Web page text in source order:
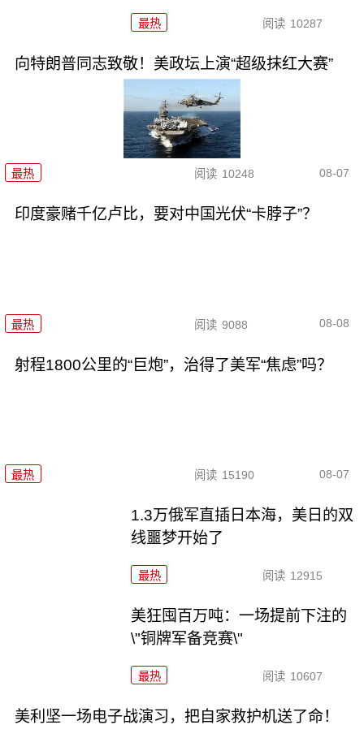
最热 阅读 10287
向特朗普同志致敬！美政坛上演“超级抹红大赛”
最热 阅读 10248 08-07
印度豪赌千亿卢比，要对中国光伏“卡脖子”？
最热 阅读 9088 08-08
射程1800公里的“巨炮”，治得了美军“焦虑”吗？
最热 阅读 15190 08-07
1.3万俄军直插日本海，美日的双
线噩梦开始了
最热 阅读 12915
美狂囤百万吨：一场提前下注的
\"铜牌军备竞赛\"
最热 阅读 10607
美利坚一场电子战演习，把自家救护机送了命！